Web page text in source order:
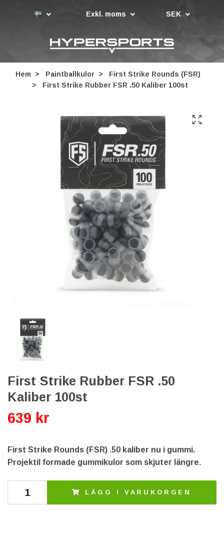
Exkl. moms SEK
Hem Paintballkulor
First Strike Rounds (FSR)
First Strike Rubber FSR .50 Kaliber 100st
First Strike Rubber FSR .50
Kaliber 100st
639 kr
First Strike Rounds (FSR) .50 kaliber nu i gummi.
Projektil formade gummikulor som skjuter längre.
LÄGG I VARUKORGEN